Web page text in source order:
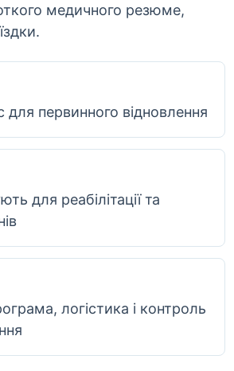
медичного резюме,
для первинного відновлення
для реабілітації та
логістика і контроль